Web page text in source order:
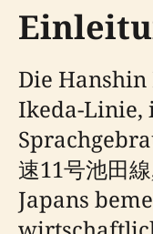
Die Hanshin
Ikeda-Linie,
速11号池田
Japans